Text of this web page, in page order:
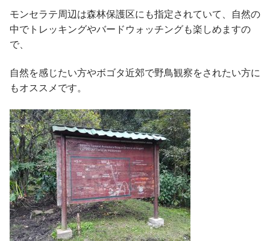
モンセラテ周辺は森林保護区にも指定されていて、自然の
中でトレッキングやバードウォッチングも楽しめますの
で、
自然を感じたい方やボゴタ近郊で野鳥観察をされたい方に
もオススメです。